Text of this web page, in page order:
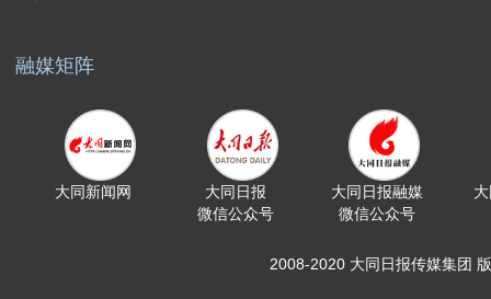
融媒矩阵
大同新闻网
大同日报
微信公众号
大同日报融媒
微信公众号
2008-2020 大同日报传媒集团